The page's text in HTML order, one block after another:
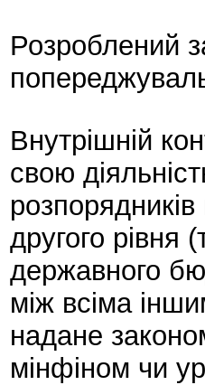
Розроблений
Внутрішній
свою
другого рівня
державного
між всіма
надане
мінфіном чи